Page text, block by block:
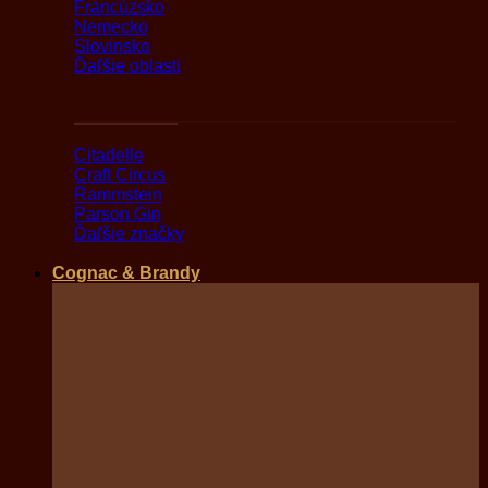
Francúzsko
Nemecko
Slovinsko
Ďaľšie oblasti
Citadelle
Craft Circus
Rammstein
Parson Gin
Ďaľšie značky
Cognac & Brandy